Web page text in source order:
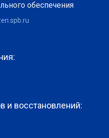
обеспечения
и восстановлений: